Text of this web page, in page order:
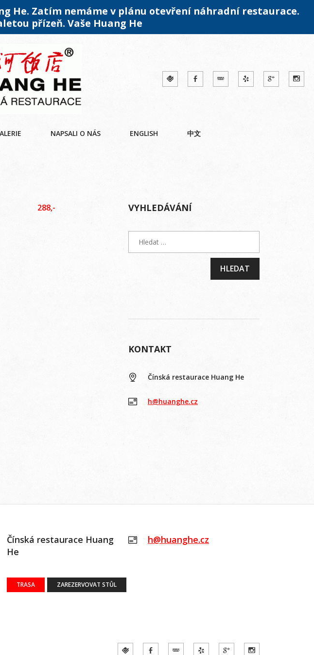
He. Zatím nemáme v plánu otevření náhradní restaurace.
přízeň. Vaše Huang He
NAPSALI O NÁS ENGLISH 中文
288,-
VYHLEDÁVÁNÍ
KONTAKT
Čínská restaurace Huang He
h@huanghe.cz
Čínská restaurace Huang
He
h@huanghe.cz
TRASA ZAREZERVOVAT STŮL